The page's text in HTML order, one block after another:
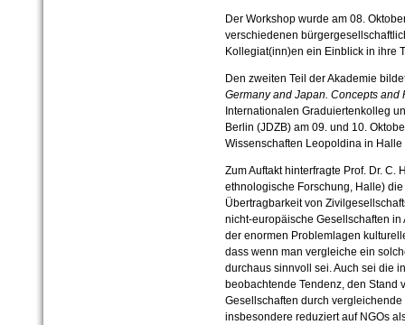
Der Workshop wurde am 08.
verschiedenen
Kollegiat(inn)en ein Einblick in ihre
Den zweiten Teil der Akademie
Germany and Japan. Concepts and
Internationalen Graduiertenkolleg
Berlin (JDZB) am 09. und 10.
Wissenschaften Leopoldina in
Zum Auftakt hinterfragte Prof. Dr. C.
ethnologische Forschung, Halle)
Übertragbarkeit von
nicht-europäische Gesellschaften
der enormen Problemlagen
dass wenn man vergleiche ein
durchaus sinnvoll sei. Auch sei die
beobachtende Tendenz, den Stand
Gesellschaften durch
insbesondere reduziert auf NGOs